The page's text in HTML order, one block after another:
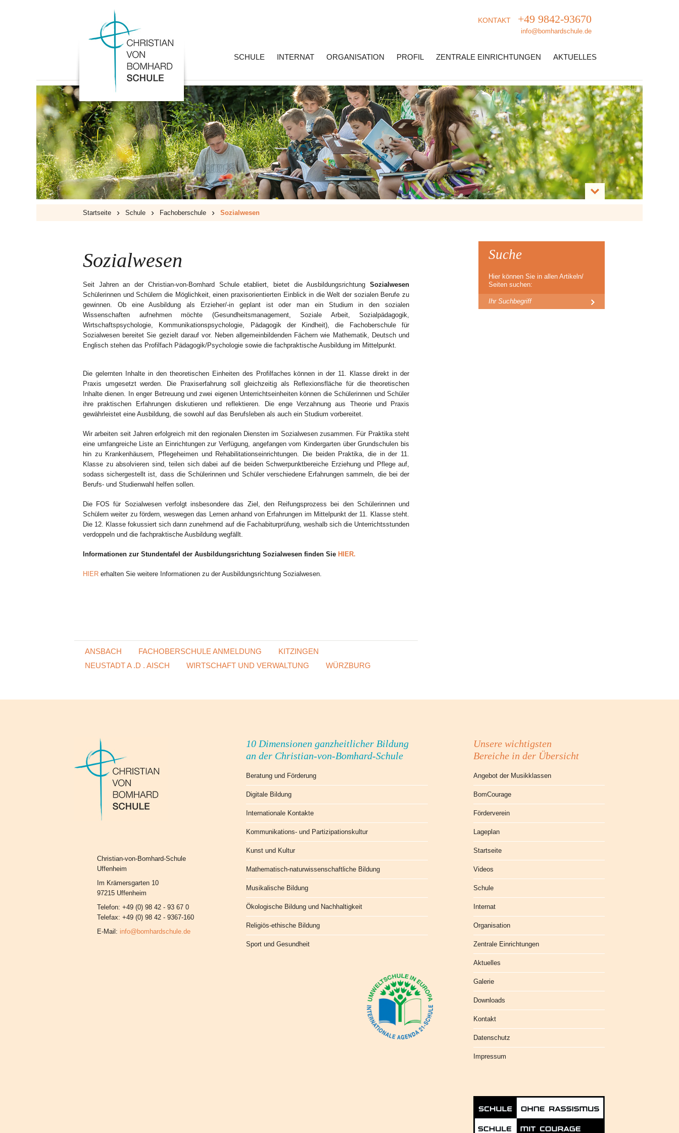
KONTAKT +49 9842-93670
info@bomhardschule.de
SCHULE INTERNAT ORGANISATION PROFIL ZENTRALE EINRICHTUNGEN AKTUELLES
Startseite › Schule › Fachoberschule › Sozialwesen
Sozialwesen
Seit Jahren an der Christian-von-Bomhard Schule etabliert, bietet die Ausbildungsrichtung Sozialwesen
Schülerinnen und Schülern die Möglichkeit, einen praxisorientierten Einblick in die Welt der sozialen Berufe zu
gewinnen. Ob eine Ausbildung als Erzieher/-in geplant ist oder man ein Studium in den sozialen
Wissenschaften aufnehmen möchte (Gesundheitsmanagement, Soziale Arbeit, Sozialpädagogik,
Wirtschaftspsychologie, Kommunikationspsychologie, Pädagogik der Kindheit), die Fachoberschule für
Sozialwesen bereitet Sie gezielt darauf vor. Neben allgemeinbildenden Fächern wie Mathematik, Deutsch und
Englisch stehen das Profilfach Pädagogik/Psychologie sowie die fachpraktische Ausbildung im Mittelpunkt.
Die gelernten Inhalte in den theoretischen Einheiten des Profilfaches können in der 11. Klasse direkt in der
Praxis umgesetzt werden. Die Praxiserfahrung soll gleichzeitig als Reflexionsfläche für die theoretischen
Inhalte dienen. In enger Betreuung und zwei eigenen Unterrichtseinheiten können die Schülerinnen und Schüler
ihre praktischen Erfahrungen diskutieren und reflektieren. Die enge Verzahnung aus Theorie und Praxis
gewährleistet eine Ausbildung, die sowohl auf das Berufsleben als auch ein Studium vorbereitet.
Wir arbeiten seit Jahren erfolgreich mit den regionalen Diensten im Sozialwesen zusammen. Für Praktika steht
eine umfangreiche Liste an Einrichtungen zur Verfügung, angefangen vom Kindergarten über Grundschulen bis
hin zu Krankenhäusern, Pflegeheimen und Rehabilitationseinrichtungen. Die beiden Praktika, die in der 11.
Klasse zu absolvieren sind, teilen sich dabei auf die beiden Schwerpunktbereiche Erziehung und Pflege auf,
sodass sichergestellt ist, dass die Schülerinnen und Schüler verschiedene Erfahrungen sammeln, die bei der
Berufs- und Studienwahl helfen sollen.
Die FOS für Sozialwesen verfolgt insbesondere das Ziel, den Reifungsprozess bei den Schülerinnen und
Schülern weiter zu fördern, weswegen das Lernen anhand von Erfahrungen im Mittelpunkt der 11. Klasse steht.
Die 12. Klasse fokussiert sich dann zunehmend auf die Fachabiturprüfung, weshalb sich die Unterrichtsstunden
verdoppeln und die fachpraktische Ausbildung wegfällt.
Informationen zur Stundentafel der Ausbildungsrichtung Sozialwesen finden Sie HIER.
HIER erhalten Sie weitere Informationen zu der Ausbildungsrichtung Sozialwesen.
ANSBACH FACHOBERSCHULE ANMELDUNG
KITZINGEN
NEUSTADT A .D . AISCH
WIRTSCHAFT UND VERWALTUNG WÜRZBURG
Suche
Hier können Sie in allen Artikeln/
Seiten suchen:
Christian-von-Bomhard-Schule
Uffenheim
Im Krämersgarten 10
97215 Uffenheim
Telefon: +49 (0) 98 42 - 93 67 0
Telefax: +49 (0) 98 42 - 9367-160
E-Mail: info@bomhardschule.de
10 Dimensionen ganzheitlicher Bildung
an der Christian-von-Bomhard-Schule
Beratung und Förderung
Digitale Bildung
Internationale Kontakte
Kommunikations- und Partizipationskultur
Kunst und Kultur
Mathematisch-naturwissenschaftliche Bildung
Musikalische Bildung
Ökologische Bildung und Nachhaltigkeit
Religiös-ethische Bildung
Sport und Gesundheit
Unsere wichtigsten
Bereiche in der Übersicht
Angebot der Musikklassen
BomCourage
Förderverein
Lageplan
Startseite
Videos
Schule
Internat
Organisation
Zentrale Einrichtungen
Aktuelles
Galerie
Downloads
Kontakt
Datenschutz
Impressum